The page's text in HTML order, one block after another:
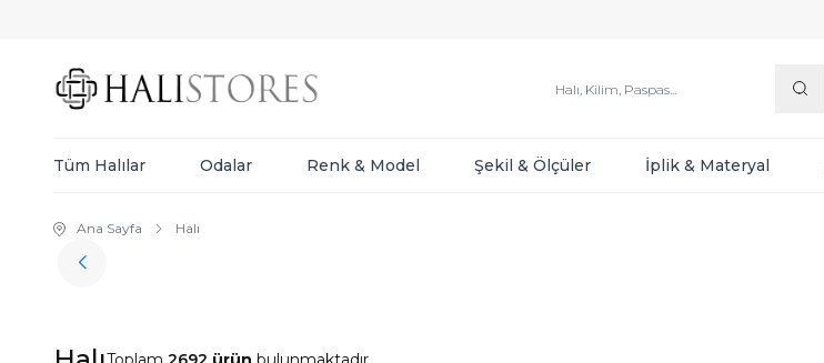
Tüm Halılar Odalar Renk & Model Şekil & Ölçüler İplik & Materyal
Ana Sayfa Halı